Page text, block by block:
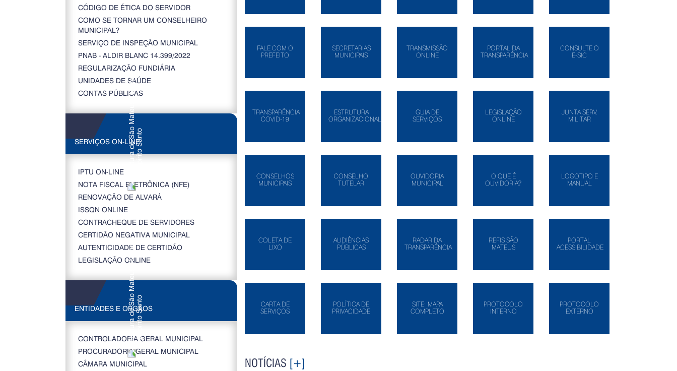
CÓDIGO DE ÉTICA DO SERVIDOR
COMO SE TORNAR UM CONSELHEIRO
MUNICIPAL?
SERVIÇO DE INSPEÇÃO MUNICIPAL
PNAB - ALDIR BLANC 14.399/2022
REGULARIZAÇÃO FUNDIÁRIA
UNIDADES DE SAÚDE
CONTAS PÚBLICAS
SERVIÇOS ON-LINE
IPTU ON-LINE
NOTA FISCAL ELETRÔNICA (NFE)
RENOVAÇÃO DE ALVARÁ
ISSQN ONLINE
CONTRACHEQUE DE SERVIDORES
CERTIDÃO NEGATIVA MUNICIPAL
AUTENTICIDADE DE CERTIDÃO
LEGISLAÇÃO ONLINE
ENTIDADES E ORGÃOS
CONTROLADORIA GERAL MUNICIPAL
PROCURADORIA GERAL MUNICIPAL
CÂMARA MUNICIPAL
FALE COM O
PREFEITO
SECRETARIAS
MUNICIPAIS
TRANSMISSÃO
ONLINE
PORTAL DA
TRANSPARÊNCIA
CONSULTE O
E-SIC
TRANSPARÊNCIA
COVID-19
ESTRUTURA
ORGANIZACIONAL
GUIA DE
SERVIÇOS
LEGISLAÇÃO
ONLINE
JUNTA SERV.
MILITAR
CONSELHOS
MUNICIPAIS
CONSELHO
TUTELAR
OUVIDORIA
MUNICIPAL
O QUE É
OUVIDORIA?
LOGOTIPO E
MANUAL
COLETA DE
LIXO
AUDIÊNCIAS
PÚBLICAS
RADAR DA
TRANSPARÊNCIA
REFIS SÃO
MATEUS
PORTAL
ACESSIBILIDADE
CARTA DE
SERVIÇOS
POLÍTICA DE
PRIVACIDADE
SITE: MAPA
COMPLETO
PROTOCOLO
INTERNO
PROTOCOLO
EXTERNO
NOTÍCIAS [+]